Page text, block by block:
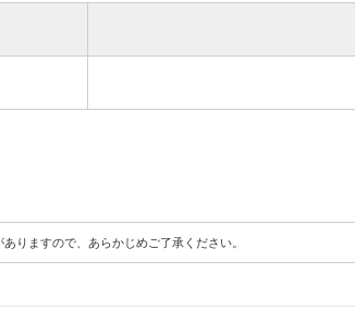
りますので、あらかじめご了承ください。